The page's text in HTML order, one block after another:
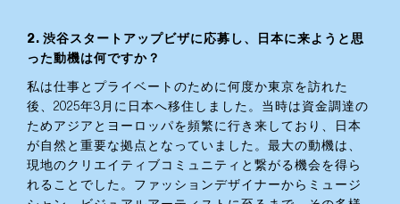
2. 渋谷スタートアップビザに応募し、日本に来ようと思
った動機は何ですか？
私は仕事とプライベートのために何度か東京を訪れた
後、2025年3月に日本へ移住しました。当時は資金調達の
ためアジアとヨーロッパを頻繁に行き来しており、日本
が自然と重要な拠点となっていました。最大の動機は、
現地のクリエイティブコミュニティと繋がる機会を得ら
れることでした。ファッションデザイナーからミュージ